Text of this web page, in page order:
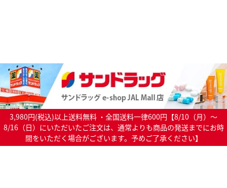
3,980円(税込)以上送料無料 ・全国送料一律600円【8/10（月）～
8/16（日）にいただいたご注文は、通常よりも商品の発送までにお時
間をいただく場合がございます。予めご了承ください】